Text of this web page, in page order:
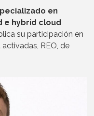
en
e hybrid cloud
su participación en
REO, de